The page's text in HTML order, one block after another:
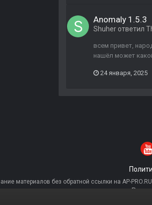
Anomaly 1.5.3
Shuher ответил
всем привет,
нашёл может
24 января, 2025
материалов без обратной ссылки на AP-